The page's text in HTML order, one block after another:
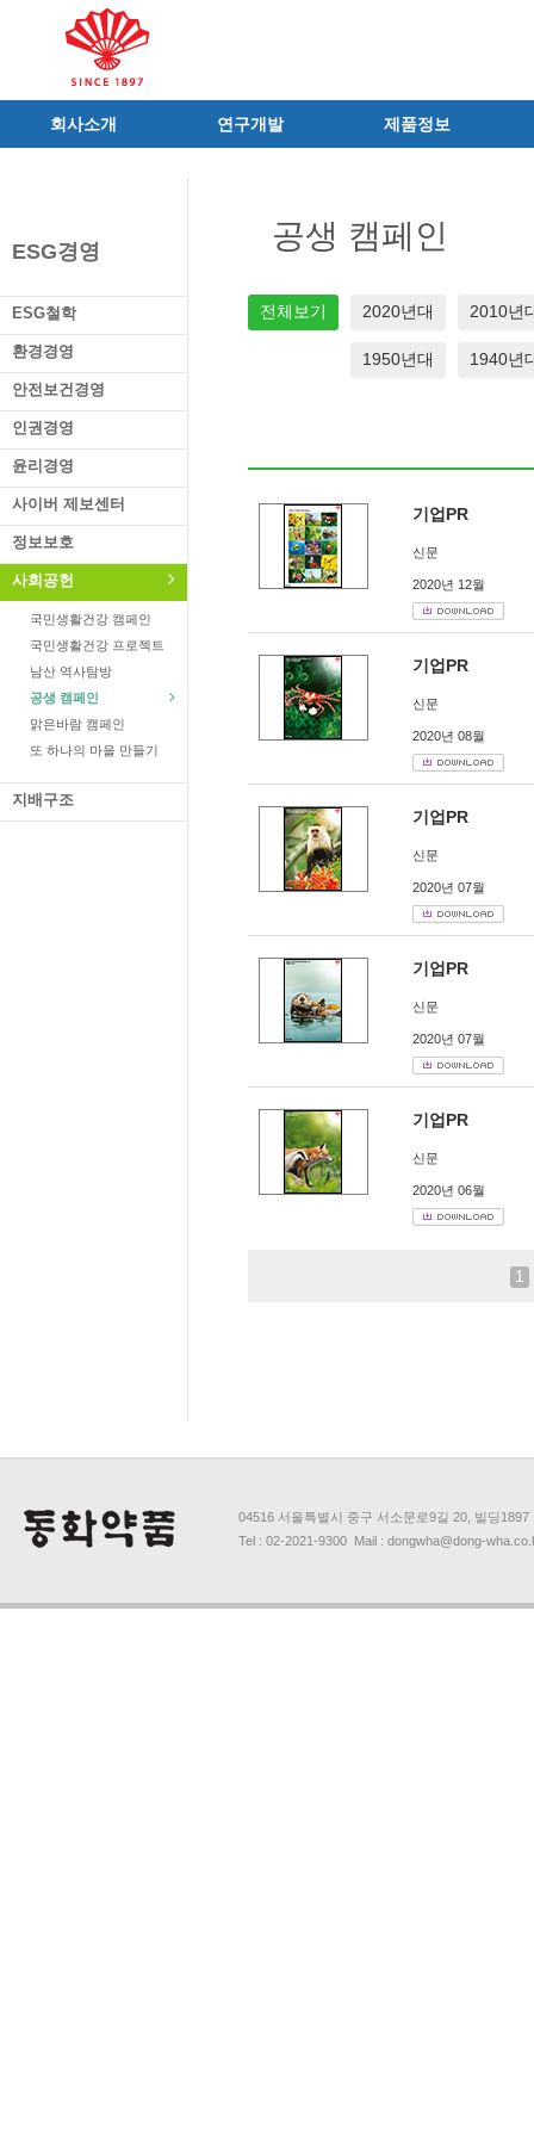
회사소개
사가
연구소/공장
가족친화우수기업
오시는길
가족회사
연구개발
조직 및 업무
주요 연구과제
기술혁신 네트워크
제품정보
전문의약품
화장품
공산품ㆍ기타
ESG경영
ESG철학
환경경영
안전보건경영
인권경영
윤리경영
사이버 제보센터
정보보호
사회공헌
국민생활건강 캠페인
국민생활건강 프로젝트
남산 역사탐방
공생 캠페인
맑은바람 캠페인
또 하나의 마을 만들기
지배구조
공생 캠페인
전체보기 2020년대 2010년
1950년대 1940년
기업PR
신문
2020년 12월
기업PR
신문
2020년 08월
기업PR
신문
2020년 07월
기업PR
신문
2020년 07월
기업PR
신문
2020년 06월
1
04516 서울특별시 중구 서소문로9길 20, 빌딩1897
Tel : 02-2021-9300 Mail : dongwha@dong-